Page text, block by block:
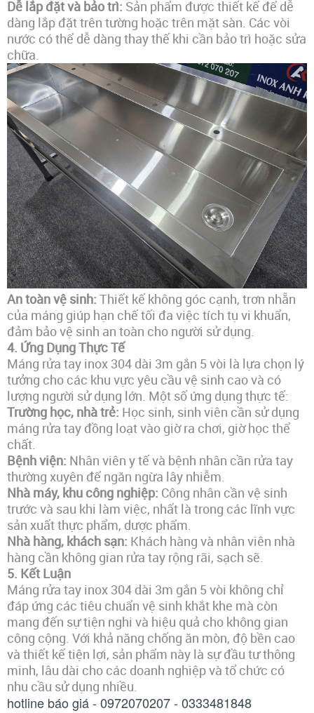
Dễ lắp đặt và bảo trì: Sản phẩm được thiết kế để dễ
dàng lắp đặt trên tường hoặc trên mặt sàn. Các vòi
nước có thể dễ dàng thay thế khi cần bảo trì hoặc sửa
chữa.
An toàn vệ sinh: Thiết kế không góc cạnh, trơn nhẵn
của máng giúp hạn chế tối đa việc tích tụ vi khuẩn,
đảm bảo vệ sinh an toàn cho người sử dụng.
4. Ứng Dụng Thực Tế
Máng rửa tay inox 304 dài 3m gắn 5 vòi là lựa chọn lý
tưởng cho các khu vực yêu cầu vệ sinh cao và có
lượng người sử dụng lớn. Một số ứng dụng thực tế:
Trường học, nhà trẻ: Học sinh, sinh viên cần sử dụng
máng rửa tay đồng loạt vào giờ ra chơi, giờ học thể
chất.
Bệnh viện: Nhân viên y tế và bệnh nhân cần rửa tay
thường xuyên để ngăn ngừa lây nhiễm.
Nhà máy, khu công nghiệp: Công nhân cần vệ sinh
trước và sau khi làm việc, nhất là trong các lĩnh vực
sản xuất thực phẩm, dược phẩm.
Nhà hàng, khách sạn: Khách hàng và nhân viên nhà
hàng cần không gian rửa tay rộng rãi, sạch sẽ.
5. Kết Luận
Máng rửa tay inox 304 dài 3m gắn 5 vòi không chỉ
đáp ứng các tiêu chuẩn vệ sinh khắt khe mà còn
mang đến sự tiện nghi và hiệu quả cho không gian
công cộng. Với khả năng chống ăn mòn, độ bền cao
và thiết kế tiện lợi, sản phẩm này là sự đầu tư thông
minh, lâu dài cho các doanh nghiệp và tổ chức có
nhu cầu sử dụng nhiều.
hotline báo giá - 0972070207 - 0333481848